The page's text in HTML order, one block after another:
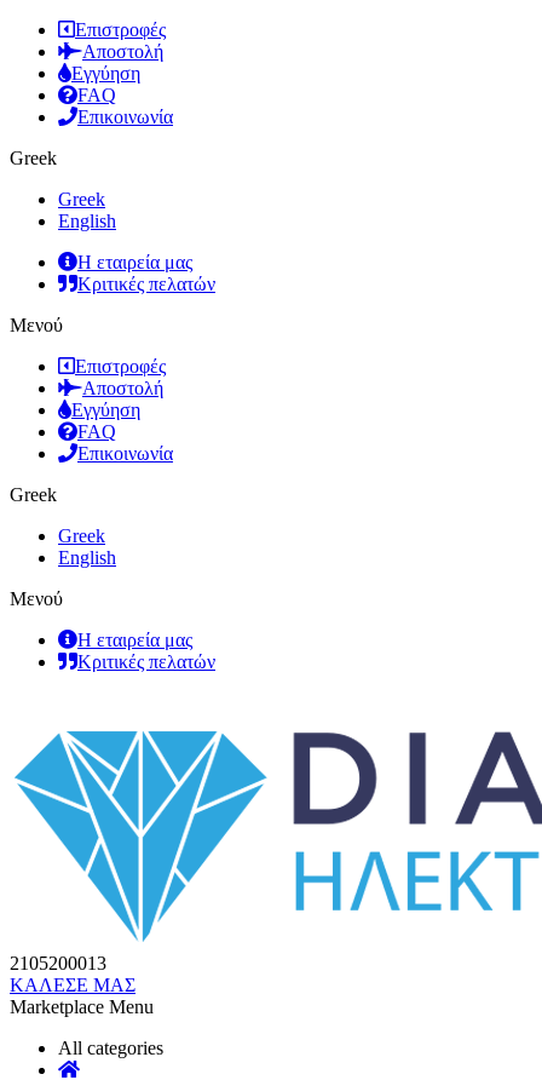
Επιστροφές
Αποστολή
Εγγύηση
FAQ
Επικοινωνία
Greek
Greek
English
Η εταιρεία μας
Κριτικές πελατών
Μενού
Επιστροφές
Αποστολή
Εγγύηση
FAQ
Επικοινωνία
Greek
Greek
English
Μενού
Η εταιρεία μας
Κριτικές πελατών
2105200013
ΚΑΛΕΣΕ ΜΑΣ
Marketplace Menu
All categories